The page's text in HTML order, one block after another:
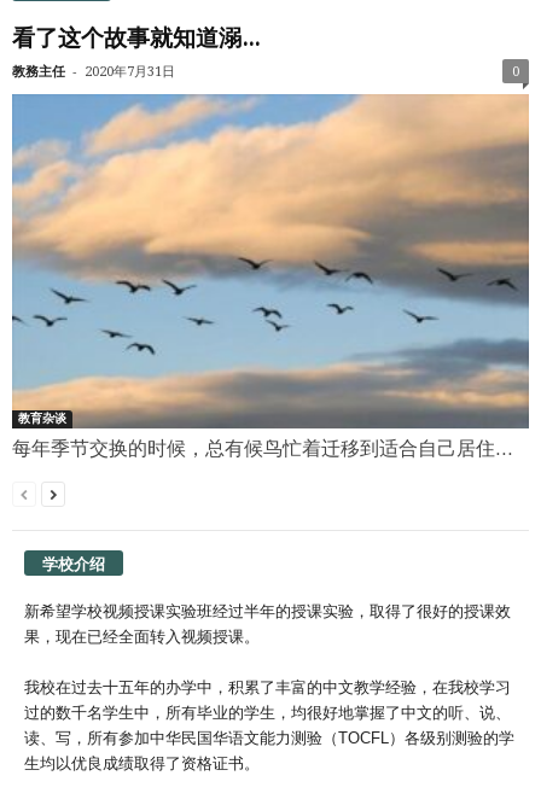
看了这个故事就知道溺...
教務主任 - 2020年7月31日 0
教育杂谈
每年季节交换的时候，总有候鸟忙着迁移到适合自己居住...
学校介绍
新希望学校视频授课实验班经过半年的授课实验，取得了很好的授课效
果，现在已经全面转入视频授课。
我校在过去十五年的办学中，积累了丰富的中文教学经验，在我校学习
过的数千名学生中，所有毕业的学生，均很好地掌握了中文的听、说、
读、写，所有参加中华民国华语文能力测验（TOCFL）各级别测验的学
生均以优良成绩取得了资格证书。